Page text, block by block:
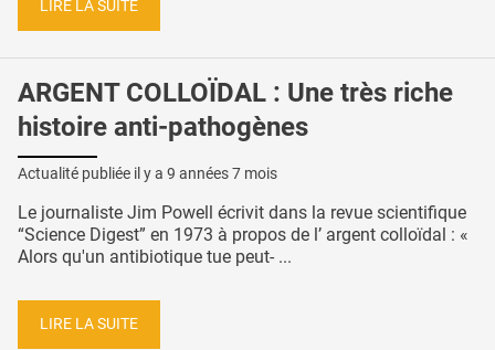
LIRE LA SUITE
ARGENT COLLOÏDAL : Une très riche
histoire anti-pathogènes
Actualité publiée il y a 9 années 7 mois
Le journaliste Jim Powell écrivit dans la revue scientifique
“Science Digest” en 1973 à propos de l’ argent colloïdal : «
Alors qu'un antibiotique tue peut- ...
LIRE LA SUITE